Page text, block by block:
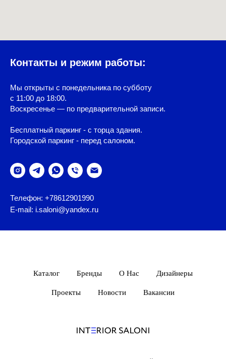
Контакты и режим работы:
Мы открыты с понедельника по субботу
с 11:00 до 18:00.
Воскресенье — по предварительной записи.
Бесплатный паркинг - с торца здания.
Городской паркинг - перед салоном.
Телефон: +78612901990
E-mail: i.saloni@yandex.ru
Каталог Бренды О Нас Дизайнеры
Проекты Новости Вакансии